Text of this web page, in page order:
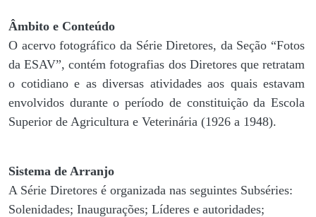
Âmbito e Conteúdo
O acervo fotográfico da Série Diretores, da Seção “Fotos
da ESAV”, contém fotografias dos Diretores que retratam
o cotidiano e as diversas atividades aos quais estavam
envolvidos durante o período de constituição da Escola
Superior de Agricultura e Veterinária (1926 a 1948).
Sistema de Arranjo
A Série Diretores é organizada nas seguintes Subséries:
Solenidades; Inaugurações; Líderes e autoridades;